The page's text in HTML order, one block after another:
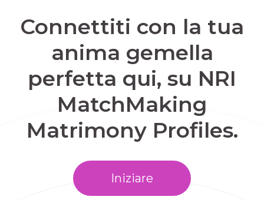
Connettiti con la tua
anima gemella
perfetta qui, su NRI
MatchMaking
Matrimony Profiles.
Iniziare